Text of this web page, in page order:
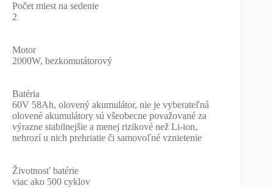
Počet miest na sedenie
2
Motor
2000W, bezkomutátorový
Batéria
60V 58Ah, olovený akumulátor, nie je vyberateľná
olovené akumulátory sú všeobecne považované za
výrazne stabilnejšie a menej rizikové než Li-ion,
nehrozí u nich prehriatie či samovoľné vznietenie
Životnosť batérie
viac ako 500 cyklov